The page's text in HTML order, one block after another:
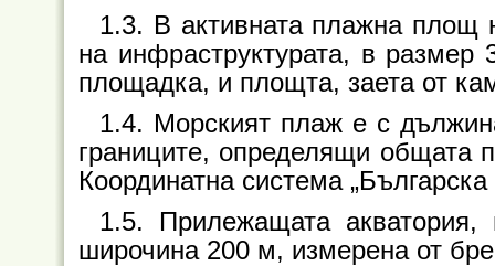
1.3. В активната плажна площ
на инфраструктурата, в
площадка, и площта, заета от
1.4. Морският плаж е с
границите, определящи
Координатна система
1.5. Прилежащата
широчина 200 м, измерена от